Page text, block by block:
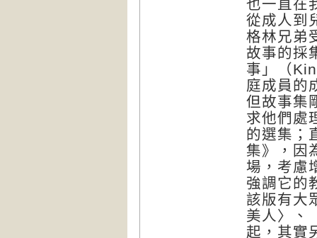
也一直在
從成人到
格林兄弟
故事的採
事」（
庭成員的
但故事集
求他們處
的選集；
集》，因
場，考慮
強調它的
該版有大
美人〉、
起，其實